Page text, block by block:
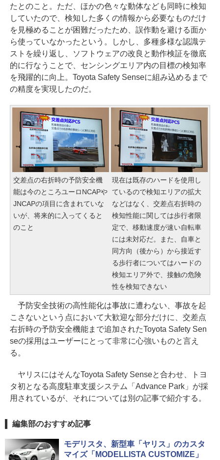
たとのこと。ただ、ほかの色々な動体なども同時に検知
していたので、検知した多くの情報から必要なものだけ
を見極めることが困難だったため、誤作動を避ける面か
ら使っていなかったという。しかし、多種多様な認識テ
ストを繰り返し、ソフトウェアの改良と動作検証を徹底
的に行なうことで、センシングエリア内の目標の検知率
を飛躍的に向上。Toyota Safety Senseに組み込めるまで
の精度を実現したのだ。
交差点の右折時の予防安全機
能は今のところユーロNCAPや
JNCAPの項目に含まれていな
いが、将来的に入ってくると
のこと
現在は既存のハードを使用し
ているので検知エリアの拡大
などはなく、交差点右折時の
検知性能に関しては歩行者限
定で、移動速度が速い自転車
には未対応だ。また、自車と
同方向（後から）から接近す
る歩行者についてはハードの
検知エリア外で、接触の危険
性を検知できない
予防安全技術の高性能化は事故に遭わない、事故を起
こさないという点において大歓迎な部分だけに、交差点
右折時の予防安全機能まで追加されたToyota Safety Sen
seの採用はユーザーにとって非常に心強いものと言え
る。
ヤリスにはそんなToyota Safety Senseと合わせ、トヨ
タ初となる高度駐車支援システム「Advance Park」が採
用されているが、それについては別の記事で紹介する。
編集部のおすすめ記事
モデリスタ、新型車「ヤリス」のカスタ
マイズ「MODELLISTA CUSTOMIZE」